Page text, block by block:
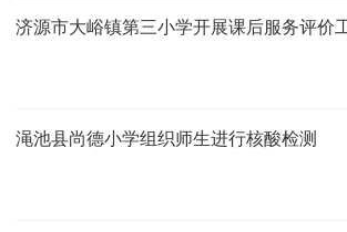
济源市大峪镇第三小学开展课后服务评价
渑池县尚德小学组织师生进行核酸检测